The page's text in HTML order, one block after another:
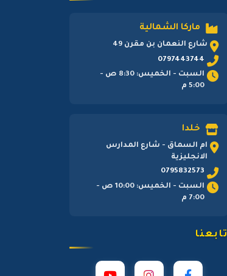
ماركا الشمالية
شارع النعمان بن مقرن 49
0797443744
السبت - الخميس: 8:30 ص -
5:00 م
خلدا
ام السماق - شارع المدارس
الانجليزية
0795832573
السبت - الخميس: 10:00 ص -
7:00 م
تابعنا